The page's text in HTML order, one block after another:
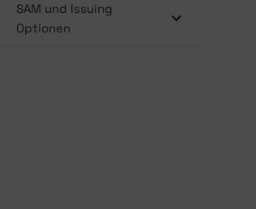
SAM und Issuing
Optionen